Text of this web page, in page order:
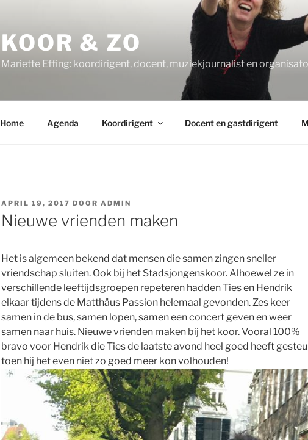
KOOR & ZO
Mariette Effing: koordirigent, docent, muziekjournalist en
Home Agenda Koordirigent Docent en gastdirigent
GEPLAATST
OP
APRIL 19, 2017 DOOR ADMIN
Nieuwe vrienden maken
Het is algemeen bekend dat mensen die samen zingen sneller
vriendschap sluiten. Ook bij het Stadsjongenskoor. Alhoewel ze in
verschillende leeftijdsgroepen repeteren hadden Ties en Hendrik
elkaar tijdens de Matthäus Passion helemaal gevonden. Zes keer
samen in de bus, samen lopen, samen een concert geven en weer
samen naar huis. Nieuwe vrienden maken bij het koor. Vooral 100%
bravo voor Hendrik die Ties de laatste avond heel goed heeft
toen hij het even niet zo goed meer kon volhouden!